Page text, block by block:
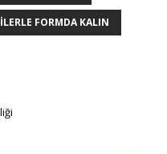
FORMDA KALIN